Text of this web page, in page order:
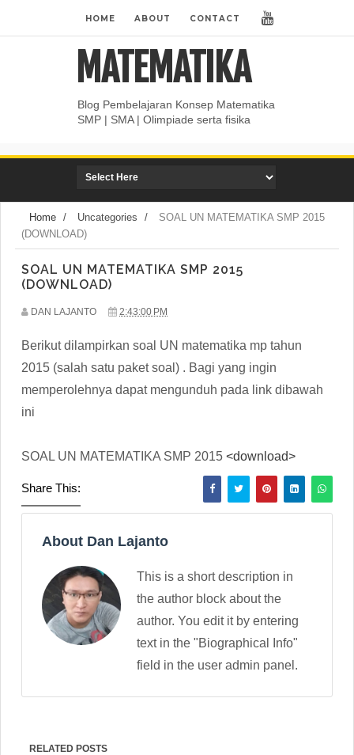
HOME ABOUT CONTACT
MATEMATIKA
Blog Pembelajaran Konsep Matematika
SMP | SMA | Olimpiade serta fisika
Home / Uncategories /
SOAL UN MATEMATIKA SMP 2015
(DOWNLOAD)
SOAL UN MATEMATIKA SMP 2015
(DOWNLOAD)
DAN LAJANTO 2:43:00 PM
Berikut dilampirkan soal UN matematika mp tahun
2015 (salah satu paket soal) . Bagi yang ingin
memperolehnya dapat mengunduh pada link dibawah
ini
SOAL UN MATEMATIKA SMP 2015 <download>
Share This:
About Dan Lajanto
This is a short description in
the author block about the
author. You edit it by entering
text in the "Biographical Info"
field in the user admin panel.
RELATED POSTS